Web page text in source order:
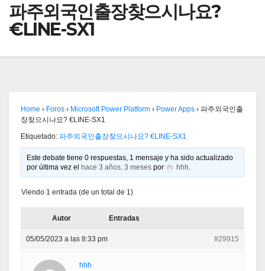
파주외국인출장찾으시나요?
€LINE-SX1
Home › Foros › Microsoft Power Platform › Power Apps › 파주외국인출
장찾으시나요? €LINE-SX1
Etiquetado: 파주외국인출장찾으시나요? €LINE-SX1
Este debate tiene 0 respuestas, 1 mensaje y ha sido actualizado
por última vez el
hace 3 años, 3 meses por hhh.
Viendo 1 entrada (de un total de 1)
Autor Entradas
05/05/2023 a las 8:33 pm #29915
hhh